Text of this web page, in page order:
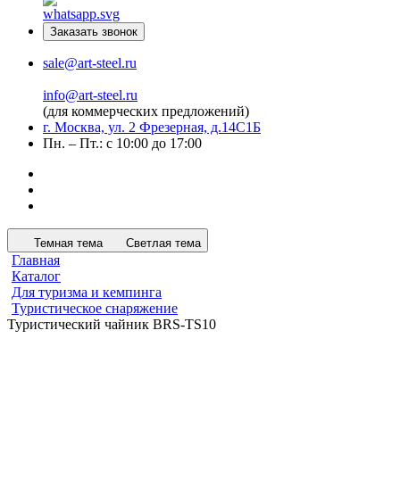
Заказать звонок
sale@art-steel.ru
info@art-steel.ru
(для коммерческих предложений)
г. Москва, ул. 2 Фрезерная, д.14С1Б
Пн. – Пт.: с 10:00 до 17:00
Темная тема Светлая тема
Главная
Каталог
Для туризма и кемпинга
Туристическое снаряжение
Туристический чайник BRS-TS10